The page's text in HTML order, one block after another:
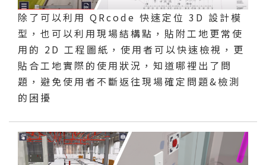
除了可以利用 QRcode 快速定位 3D 設計模
型，也可以利用現場結構點，貼附工地更常使
用的 2D 工程圖紙，使用者可以快速檢視，更
貼合工地實際的使用狀況，知道哪裡出了問
題，避免使用者不斷返往現場確定問題&檢測
的困擾